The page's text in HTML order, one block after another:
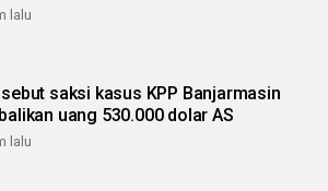
lalu
sebut saksi kasus KPP Banjarmasin
uang 530.000 dolar AS
lalu